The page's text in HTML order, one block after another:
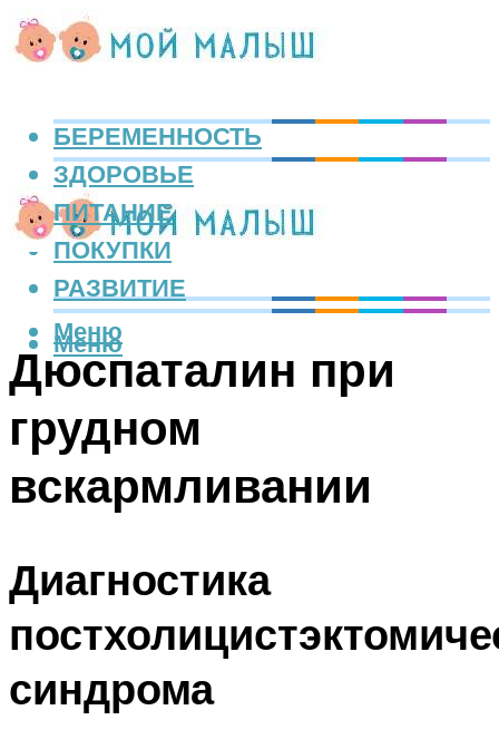
БЕРЕМЕННОСТЬ
ЗДОРОВЬЕ
ПИТАНИЕ
ПОКУПКИ
РАЗВИТИЕ
Меню
Меню
Дюспаталин при
грудном
вскармливании
Диагностика
синдрома